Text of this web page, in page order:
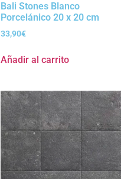
Bali Stones Blanco
Porcelánico 20 x 20 cm
33,90€
Añadir al carrito